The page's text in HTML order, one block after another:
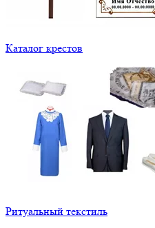
Каталог крестов
Ритуальный текстиль